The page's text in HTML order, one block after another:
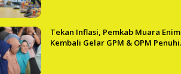
Tekan Inflasi, Pemkab Muara Enim
Kembali Gelar GPM & OPM Penuhi